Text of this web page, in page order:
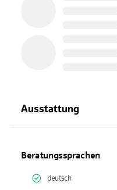
Ausstattung
Beratungssprachen
deutsch